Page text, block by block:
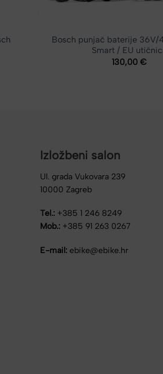
Bosch punjač baterije 36V/
Smart / EU
130,00€
Izložbeni salon
Ul. grada Vukovara 239
10000 Zagreb
Tel.: +385 1 246 8249
Mob.: +385 91 263 0267
E-mail: ebike@ebike.hr